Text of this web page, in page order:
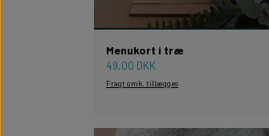
Menukort i træ
49,00 DKK
Fragt omk. tillægges